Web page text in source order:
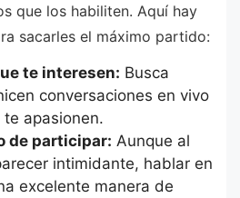
que los habiliten. Aquí hay
sacarles el máximo partido:
te interesen: Busca
conversaciones en vivo
apasionen.
de participar: Aunque al
intimidante, hablar en
excelente manera de